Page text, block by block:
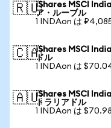
🇷🇺iShares MSCI
ア・ルーブル
1 INDAon は
🇨🇦iShares MSCI
ドル
1 INDAon は
🇦🇺iShares MSCI
トラリアドル
1 INDAon は